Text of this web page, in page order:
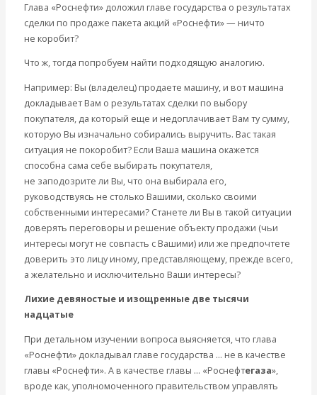
Глава «Роснефти» доложил главе государства о результатах
сделки по продаже пакета акций «Роснефти» — ничто
не коробит?
Что ж, тогда попробуем найти подходящую аналогию.
Например: Вы (владелец) продаете машину, и вот машина
докладывает Вам о результатах сделки по выбору
покупателя, да который еще и недоплачивает Вам ту сумму,
которую Вы изначально собирались выручить. Вас такая
ситуация не покоробит? Если Ваша машина окажется
способна сама себе выбирать покупателя,
не заподозрите ли Вы, что она выбирала его,
руководствуясь не столько Вашими, сколько своими
собственными интересами? Станете ли Вы в такой ситуации
доверять переговоры и решение объекту продажи (чьи
интересы могут не совпасть с Вашими) или же предпочтете
доверить это лицу иному, представляющему, прежде всего,
а желательно и исключительно Ваши интересы?
Лихие девяностые и изощренные две тысячи
надцатые
При детальном изучении вопроса выясняется, что глава
«Роснефти» докладывал главе государства … не в качестве
главы «Роснефти». А в качестве главы … «Роснефтегаза»,
вроде как, уполномоченного правительством управлять